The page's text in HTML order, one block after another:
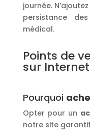
journée.
persistance
médical.
Points de
sur Internet
Pourquoi
Opter pour un
notre site